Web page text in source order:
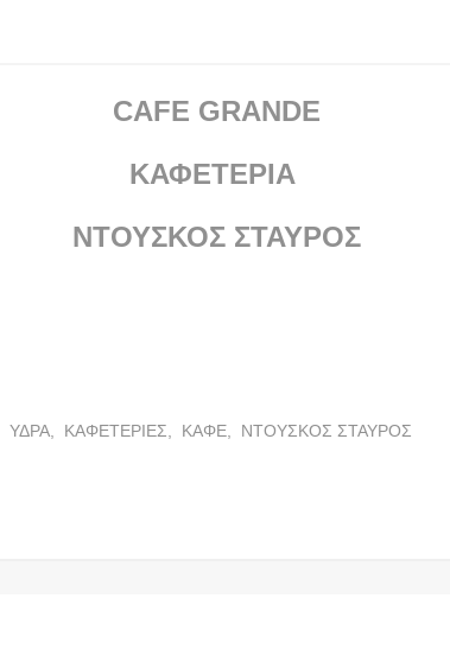
CAFE GRANDE
ΚΑΦΕΤΕΡΙΑ
ΝΤΟΥΣΚΟΣ ΣΤΑΥΡΟΣ
ΥΔΡΑ, ΚΑΦΕΤΕΡΙΕΣ, ΚΑΦΕ, ΝΤΟΥΣΚΟΣ ΣΤΑΥΡΟΣ